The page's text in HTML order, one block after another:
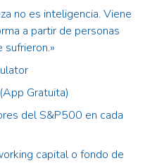
no es inteligencia. Viene
a partir de personas
Gratuita)
del S&P500 en cada
capital o fondo de